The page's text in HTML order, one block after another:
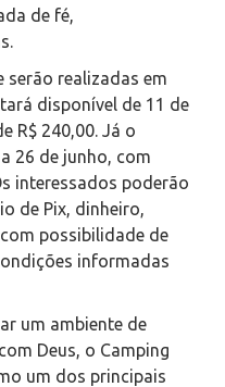
de fé,
serão realizadas em
disponível de 11 de
R$ 240,00. Já o
26 de junho, com
interessados poderão
de Pix, dinheiro,
possibilidade de
informadas
um ambiente de
Deus, o Camping
um dos principais